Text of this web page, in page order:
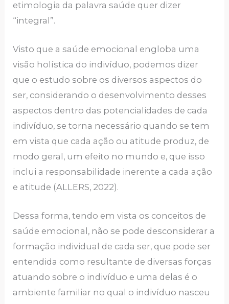
etimologia da palavra saúde quer dizer
“integral”.
Visto que a saúde emocional engloba uma
visão holística do indivíduo, podemos dizer
que o estudo sobre os diversos aspectos do
ser, considerando o desenvolvimento desses
aspectos dentro das potencialidades de cada
indivíduo, se torna necessário quando se tem
em vista que cada ação ou atitude produz, de
modo geral, um efeito no mundo e, que isso
inclui a responsabilidade inerente a cada ação
e atitude (ALLERS, 2022).
Dessa forma, tendo em vista os conceitos de
saúde emocional, não se pode desconsiderar a
formação individual de cada ser, que pode ser
entendida como resultante de diversas forças
atuando sobre o indivíduo e uma delas é o
ambiente familiar no qual o indivíduo nasceu